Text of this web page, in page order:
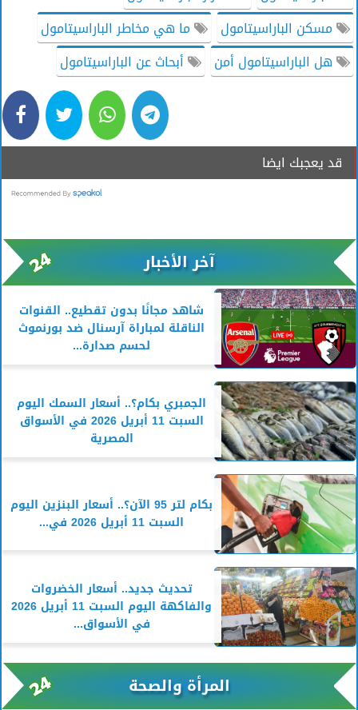
مسكن الباراسيتامول
ما هي مخاطر الباراسيتامول
هل الباراسيتامول أمن
أبحاث عن الباراسيتامول
قد يعجبك ايضا
آخر الأخبار
شاهد مجانًا بدون تقطيع.. القنوات
الناقلة لمباراة آرسنال ضد بورنموث
لحسم صدارة...
الجمبري بكام؟.. أسعار السمك اليوم
السبت 11 أبريل 2026 في الأسواق
المصرية
بكام لتر 95 الآن؟.. أسعار البنزين اليوم
السبت 11 أبريل 2026 في...
تحديث جديد.. أسعار الخضروات
والفاكهة اليوم السبت 11 أبريل 2026
في الأسواق...
المرأة والصحة